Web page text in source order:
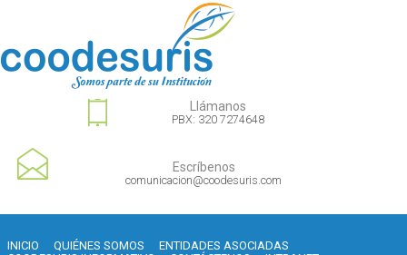
Llámanos
PBX: 320 7274648
Escríbenos
comunicacion@coodesuris.com
INICIO QUIÉNES SOMOS
ENTIDADES ASOCIADAS